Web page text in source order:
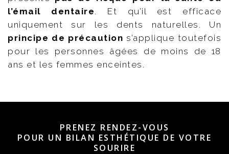
l’émail dentaire. Et qu’il est efficace
uniquement sur les dents naturelles. Un
principe de précaution s’applique toutefois
pour les personnes âgées de moins de 18
ans et les femmes enceintes.
PRENEZ RENDEZ-VOUS
POUR UN BILAN ESTHÉTIQUE DE VOTRE
SOURIRE